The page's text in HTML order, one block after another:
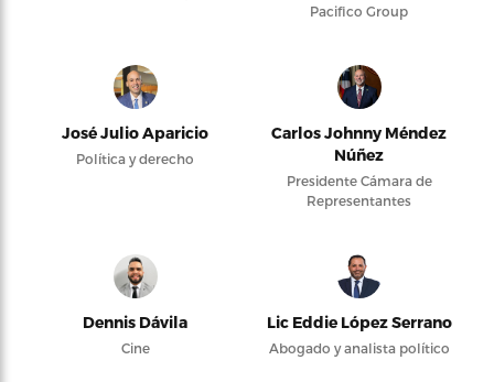
Pacifico Group
José Julio Aparicio
Política y derecho
Carlos Johnny Méndez
Núñez
Presidente Cámara de
Representantes
Dennis Dávila
Cine
Lic Eddie López Serrano
Abogado y analista político